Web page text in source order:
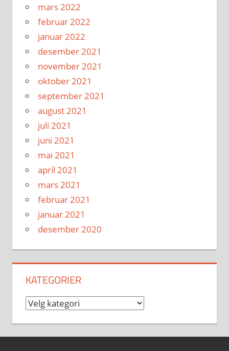
mars 2022
februar 2022
januar 2022
desember 2021
november 2021
oktober 2021
september 2021
august 2021
juli 2021
juni 2021
mai 2021
april 2021
mars 2021
februar 2021
januar 2021
desember 2020
KATEGORIER
Kategorier